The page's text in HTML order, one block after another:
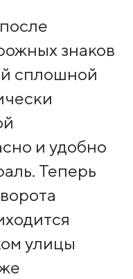
знаков
сплошной
и удобно
Теперь
улицы